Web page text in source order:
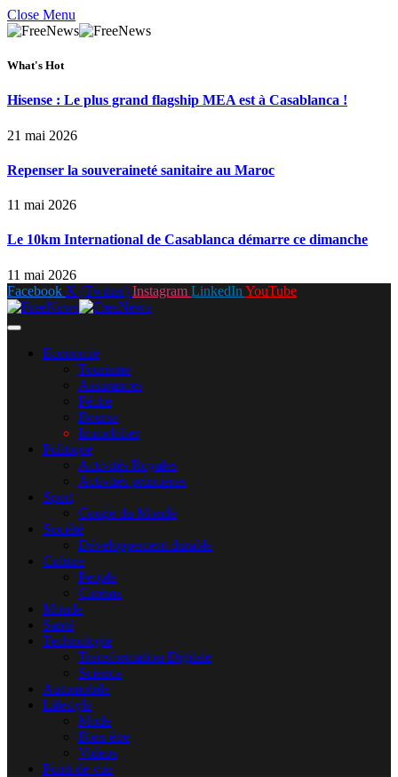
Close Menu
What's Hot
Hisense : Le plus grand flagship MEA est à Casablanca !
21 mai 2026
Repenser la souveraineté sanitaire au Maroc
11 mai 2026
Le 10km International de Casablanca démarre ce dimanche
11 mai 2026
Facebook X (Twitter) Instagram LinkedIn YouTube
Economie
Tourisme
Assurances
Pêche
Bourse
Immobilier
Politique
Activités Royales
Activités princières
Sport
Coupe du Monde
Société
Développement durable
Culture
People
Cinéma
Monde
Santé
Technologie
Transformation Digitale
Science
Automobile
Lifestyle
Mode
Bien-être
Videos
Point de vue